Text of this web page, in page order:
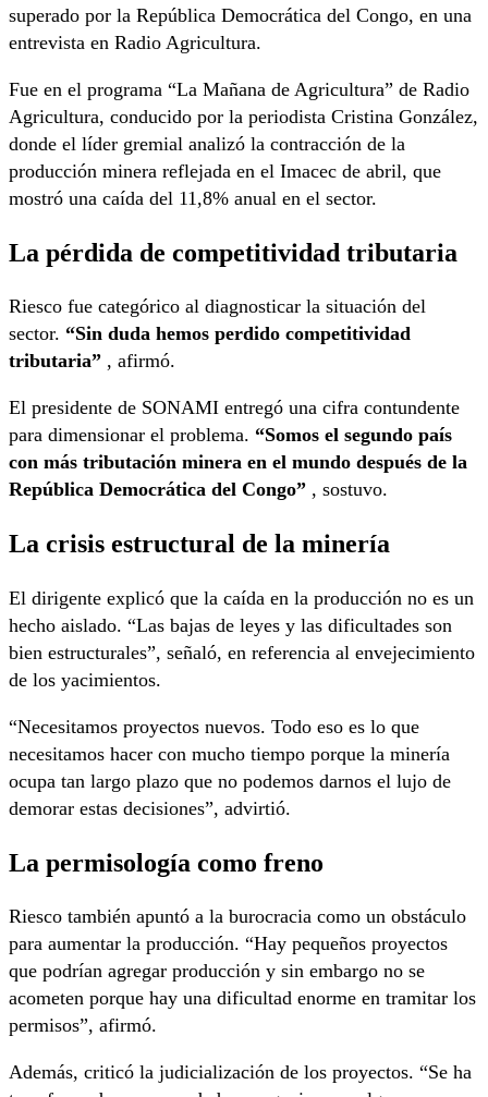
superado por la República Democrática del Congo, en una
entrevista en Radio Agricultura.
Fue en el programa “La Mañana de Agricultura” de Radio
Agricultura, conducido por la periodista Cristina González,
donde el líder gremial analizó la contracción de la
producción minera reflejada en el Imacec de abril, que
mostró una caída del 11,8% anual en el sector.
La pérdida de competitividad tributaria
Riesco fue categórico al diagnosticar la situación del
sector. “Sin duda hemos perdido competitividad
tributaria” , afirmó.
El presidente de SONAMI entregó una cifra contundente
para dimensionar el problema. “Somos el segundo país
con más tributación minera en el mundo después de la
República Democrática del Congo” , sostuvo.
La crisis estructural de la minería
El dirigente explicó que la caída en la producción no es un
hecho aislado. “Las bajas de leyes y las dificultades son
bien estructurales”, señaló, en referencia al envejecimiento
de los yacimientos.
“Necesitamos proyectos nuevos. Todo eso es lo que
necesitamos hacer con mucho tiempo porque la minería
ocupa tan largo plazo que no podemos darnos el lujo de
demorar estas decisiones”, advirtió.
La permisología como freno
Riesco también apuntó a la burocracia como un obstáculo
para aumentar la producción. “Hay pequeños proyectos
que podrían agregar producción y sin embargo no se
acometen porque hay una dificultad enorme en tramitar los
permisos”, afirmó.
Además, criticó la judicialización de los proyectos. “Se ha